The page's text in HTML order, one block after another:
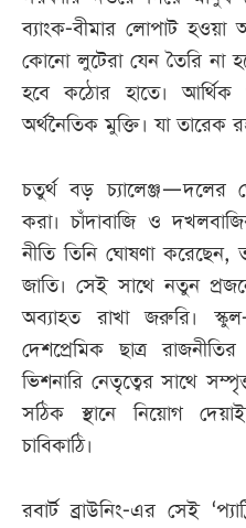
ব্যাংক-বীমার লোপাট
কোনো লুটেরা যেন তৈরি না
হবে কঠোর হাতে। আর্থিক
অর্থনৈতিক মুক্তি। যা তারেক
চতুর্থ বড় চ্যালেঞ্জ—দলের
করা। চাঁদাবাজি ও
নীতি তিনি ঘোষণা
জাতি। সেই সাথে নতুন
অব্যাহত রাখা জরুরি।
দেশপ্রেমিক ছাত্র
ভিশনারি নেতৃত্বের সাথে
সঠিক স্থানে নিয়োগ
চাবিকাঠি।
রবার্ট ব্রাউনিং-এর সেই